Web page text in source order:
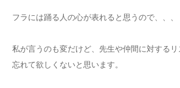
フラには踊る人の心が表れると思うので、、、
私が言うのも変だけど、先生や仲間に対する
忘れて欲しくないと思います。